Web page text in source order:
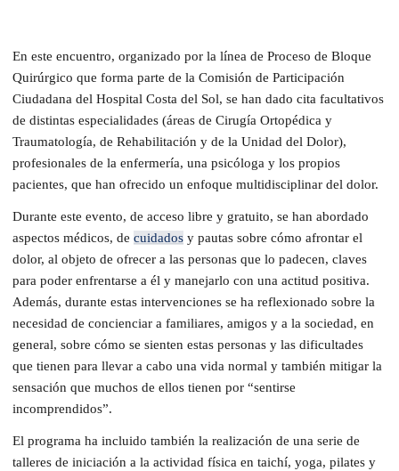
En este encuentro, organizado por la línea de Proceso de Bloque
Quirúrgico que forma parte de la Comisión de Participación
Ciudadana del Hospital Costa del Sol, se han dado cita facultativos
de distintas especialidades (áreas de Cirugía Ortopédica y
Traumatología, de Rehabilitación y de la Unidad del Dolor),
profesionales de la enfermería, una psicóloga y los propios
pacientes, que han ofrecido un enfoque multidisciplinar del dolor.
Durante este evento, de acceso libre y gratuito, se han abordado
aspectos médicos, de cuidados y pautas sobre cómo afrontar el
dolor, al objeto de ofrecer a las personas que lo padecen, claves
para poder enfrentarse a él y manejarlo con una actitud positiva.
Además, durante estas intervenciones se ha reflexionado sobre la
necesidad de concienciar a familiares, amigos y a la sociedad, en
general, sobre cómo se sienten estas personas y las dificultades
que tienen para llevar a cabo una vida normal y también mitigar la
sensación que muchos de ellos tienen por “sentirse
incomprendidos”.
El programa ha incluido también la realización de una serie de
talleres de iniciación a la actividad física en taichí, yoga, pilates y